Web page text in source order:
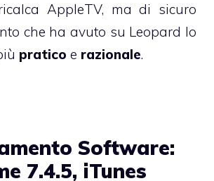
AppleTV, ma di sicuro
che ha avuto su Leopard lo
pratico e razionale.
Software:
7.4.5, iTunes